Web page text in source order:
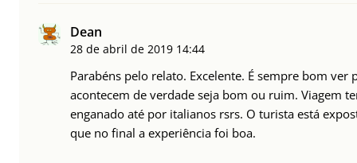
Dean
28 de abril de 2019 14:44
Parabéns pelo relato. Excelente. É sempre bom ver
acontecem de verdade seja bom ou ruim. Viagem
enganado até por italianos rsrs. O turista está
que no final a experiência foi boa.